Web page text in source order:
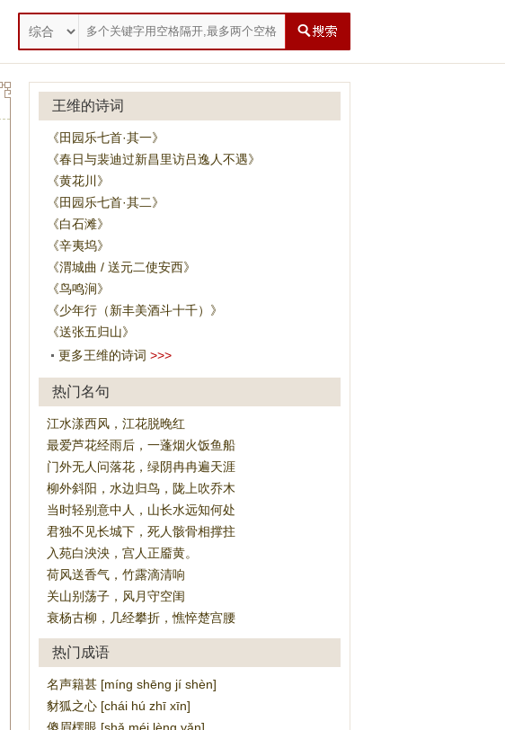
王维的诗词
《田园乐七首·其一》
《春日与裴迪过新昌里访吕逸人不遇》
《黄花川》
《田园乐七首·其二》
《白石滩》
《辛夷坞》
《渭城曲 / 送元二使安西》
《鸟鸣涧》
《少年行（新丰美酒斗十千）》
《送张五归山》
更多王维的诗词 >>>
热门名句
江水漾西风，江花脱晚红
最爱芦花经雨后，一蓬烟火饭鱼船
门外无人问落花，绿阴冉冉遍天涯
柳外斜阳，水边归鸟，陇上吹乔木
当时轻别意中人，山长水远知何处
君独不见长城下，死人骸骨相撑拄
入苑白泱泱，宫人正靥黄。
荷风送香气，竹露滴清响
关山别荡子，风月守空闺
衰杨古柳，几经攀折，憔悴楚宫腰
热门成语
名声籍甚 [míng shēng jí shèn]
豺狐之心 [chái hú zhī xīn]